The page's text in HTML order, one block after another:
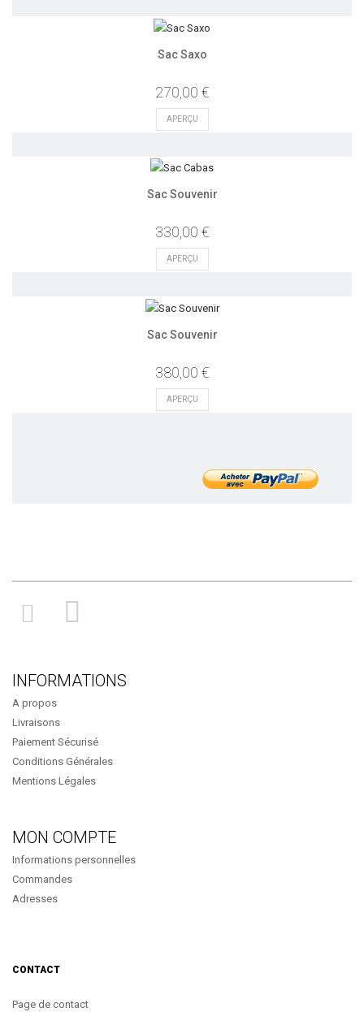
Sac Saxo
270,00 €
APERÇU
Sac Souvenir
330,00 €
APERÇU
Sac Souvenir
380,00 €
APERÇU
INFORMATIONS
A propos
Livraisons
Paiement Sécurisé
Conditions Générales
Mentions Légales
MON COMPTE
Informations personnelles
Commandes
Adresses
CONTACT
Page de contact